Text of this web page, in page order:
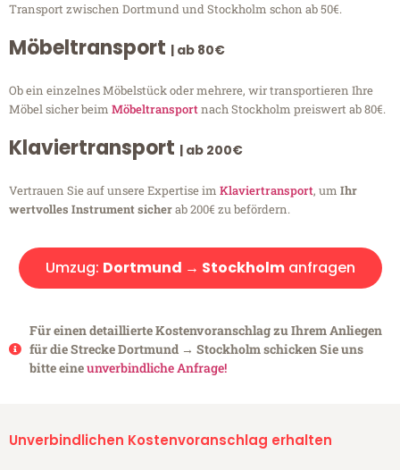
Transport zwischen Dortmund und Stockholm schon ab 50€.
Möbeltransport | ab 80€
Ob ein einzelnes Möbelstück oder mehrere, wir transportieren Ihre
Möbel sicher beim Möbeltransportnach Stockholm preiswert ab 80€.
Klaviertransport | ab 200€
Vertrauen Sie auf unsere Expertise im Klaviertransport, um Ihr
wertvolles Instrument sicherab 200€ zu befördern.
Umzug: Dortmund → Stockholmanfragen
Für einen detaillierte Kostenvoranschlag zu Ihrem Anliegen
für die Strecke Dortmund → Stockholm schicken Sie uns
bitte eineunverbindliche Anfrage!
Unverbindlichen Kostenvoranschlag erhalten